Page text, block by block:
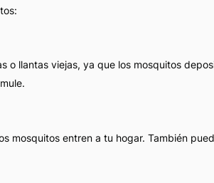
llantas viejas, ya que los mosquitos
mosquitos entren a tu hogar. También